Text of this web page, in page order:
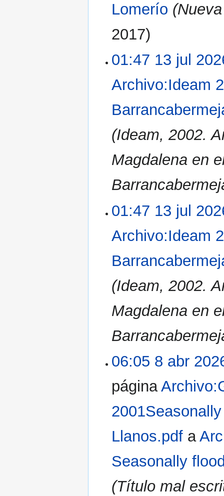
Lomerío
2017
01:47 13 jul
Archivo:Ideam
(Ideam, 2002.
Magdalena en
01:47 13 jul
Archivo:Ideam
(Ideam, 2002.
Magdalena en
06:05 8 abr
página
Llanos.pdf a
Seasonally
(Título mal